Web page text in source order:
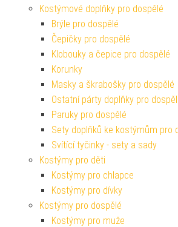
Kostýmové doplňky pro dospělé
Brýle pro dospělé
Čepičky pro dospělé
Klobouky a čepice pro dospělé
Korunky
Masky a škrabošky pro dospělé
Ostatní párty doplňky pro
Paruky pro dospělé
Sety doplňků ke kostýmům pro
Svítící tyčinky - sety a sady
Kostýmy pro děti
Kostýmy pro chlapce
Kostýmy pro dívky
Kostýmy pro dospělé
Kostýmy pro muže